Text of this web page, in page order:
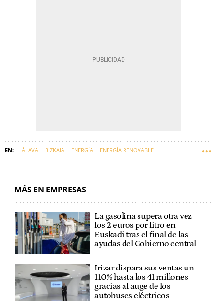
ÁLAVA BIZKAIA ENERGÍA ENERGÍA RENOVABLE
MÁS EN EMPRESAS
La gasolina supera otra vez
los 2 euros por litro en
Euskadi tras el final de las
ayudas del Gobierno central
Irizar dispara sus ventas un
110% hasta los 41 millones
gracias al auge de los
autobuses eléctricos